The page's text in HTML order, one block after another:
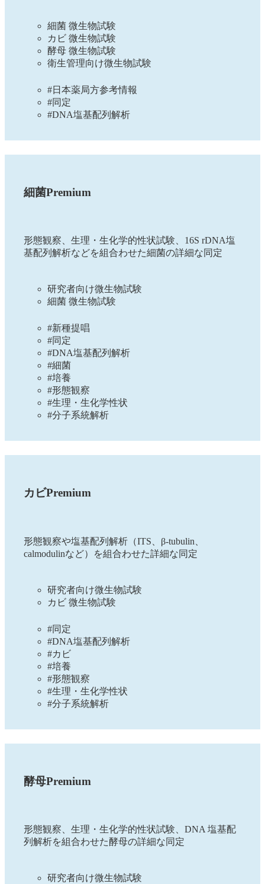
細菌 微生物試験
カビ 微生物試験
酵母 微生物試験
衛生管理向け微生物試験
#日本薬局方参考情報
#同定
#DNA塩基配列解析
細菌Premium
形態観察、生理・生化学的性状試験、16S rDNA塩
基配列解析などを組合わせた細菌の詳細な同定
研究者向け微生物試験
細菌 微生物試験
#新種提唱
#同定
#DNA塩基配列解析
#細菌
#培養
#形態観察
#生理・生化学性状
#分子系統解析
カビPremium
形態観察や塩基配列解析（ITS、β-tubulin、
calmodulinなど）を組合わせた詳細な同定
研究者向け微生物試験
カビ 微生物試験
#同定
#DNA塩基配列解析
#カビ
#培養
#形態観察
#生理・生化学性状
#分子系統解析
酵母Premium
形態観察、生理・生化学的性状試験、DNA 塩基配
列解析を組合わせた酵母の詳細な同定
研究者向け微生物試験